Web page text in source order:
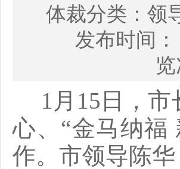
体裁分类：领
发布时间：
1月15日，
心、“金马纳福
作。市领导陈